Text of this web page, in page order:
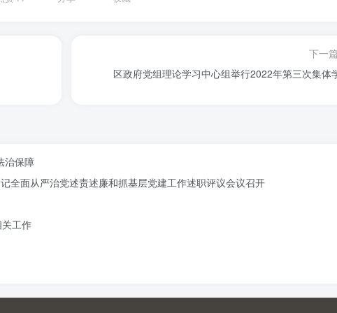
下一
区政府党组理论学习中心组举行2022年第三次集体
治保障
全面从严治党述责述廉和抓基层党建工作述职评议会议召开
工作